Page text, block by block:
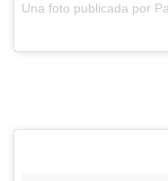
Una foto publicada por